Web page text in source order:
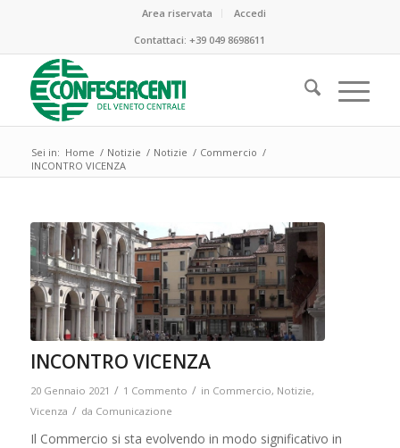
Area riservata
Accedi
Contattaci:+39 049 8698611
Sei in: Home / Notizie / Notizie / Commercio /
INCONTRO VICENZA
INCONTRO VICENZA
20 Gennaio 2021 / 1 Commento / in Commercio, Notizie,
Vicenza / da Comunicazione
Il Commercio si sta evolvendo in modo significativo in